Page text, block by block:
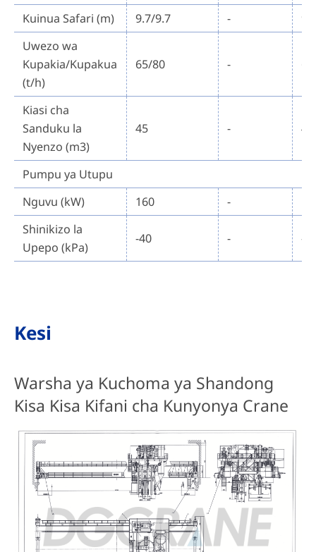
Kuinua Safari (m) 9.7/9.7 -
Uwezo wa
Kupakia/Kupakua
(t/h)
65/80 -
Kiasi cha
Sanduku la
Nyenzo (m3)
45 - 45
Pumpu ya Utupu
Nguvu (kW)
160 -
Shinikizo la
Upepo (kPa)
-40 - -
Kesi
Warsha ya Kuchoma ya Shandong
Kisa Kisa Kifani cha Kunyonya Crane